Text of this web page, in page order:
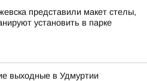
представили макет стелы,
установить в парке
выходные в Удмуртии